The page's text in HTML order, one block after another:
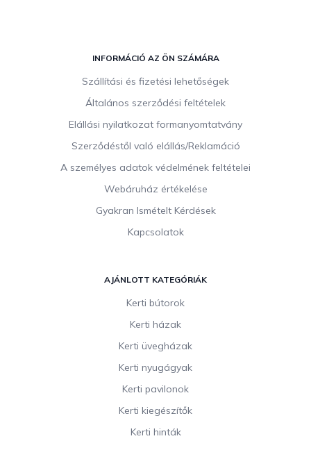
INFORMÁCIÓ AZ ÖN SZÁMÁRA
Szállítási és fizetési lehetőségek
Általános szerződési feltételek
Elállási nyilatkozat formanyomtatvány
Szerződéstől való elállás/Reklamáció
A személyes adatok védelmének feltételei
Webáruház értékelése
Gyakran Ismételt Kérdések
Kapcsolatok
AJÁNLOTT KATEGÓRIÁK
Kerti bútorok
Kerti házak
Kerti üvegházak
Kerti nyugágyak
Kerti pavilonok
Kerti kiegészítők
Kerti hinták